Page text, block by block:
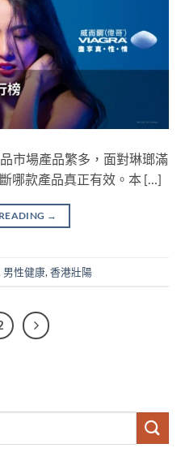
市場產品繁多，面對琳瑯滿
哪款產品真正有效。本 […]
→
男性健康, 香港壯陽